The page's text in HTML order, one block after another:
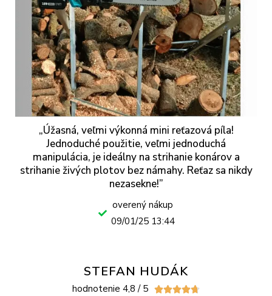
„Úžasná, veľmi výkonná mini reťazová píla!
Jednoduché použitie, veľmi jednoduchá
manipulácia, je ideálny na strihanie konárov a
strihanie živých plotov bez námahy. Reťaz sa nikdy
nezasekne!”
overený nákup
09/01/25 13:44
STEFAN HUDÁK
hodnotenie 4,8 / 5 